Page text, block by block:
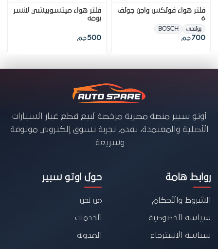
فلتر هواء فولكس واجن جولف
6
بولندى BOSCH
700 ج.م
فلتر هواء ميتسوبيشي لانسر
بومه
500ج.م
أوتو سبير منصة مصرية مرخصة لبيع قطع غيار السيارات
الأصلية والمعتمدة، تقدم تجربة تسوق إلكتروني موثوقة
وسريعة.
روابط هامة
الشروط والأحكام
سياسة الخصوصية
سياسة الاسترجاع
حول اوتو سبير
من نحن
الخدمات
المدونة